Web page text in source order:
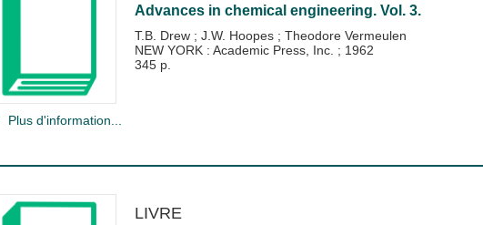
Advances in chemical engineering. Vol. 3.
T.B. Drew ; J.W. Hoopes ; Theodore Vermeulen
NEW YORK : Academic Press, Inc. ; 1962
345 p.
Plus d'information...
LIVRE